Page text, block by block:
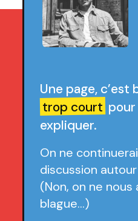
Une page, c’est
trop courtpour
expliquer.
On ne
discussion autour
(Non, on ne nous
blague…)